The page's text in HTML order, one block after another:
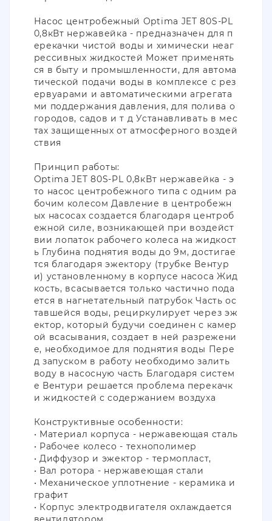
Насос центробежный Optima JET 80S-PL
0,8кВт нержавейка - предназначен для п
ерекачки чистой воды и химически неаг
рессивных жидкостей Может применять
ся в быту и промышленности, для автома
тической подачи воды в комплексе с рез
ервуарами и автоматическими агрегата
ми поддержания давления, для полива о
городов, садов и т д Устанавливать в мес
тах защищенных от атмосферного воздей
ствия
Принцип работы:
Optima JET 80S-PL 0,8кВт нержавейка - э
то насос центробежного типа с одним ра
бочим колесом Давление в центробежн
ых насосах создается благодаря центроб
ежной силе, возникающей при воздейст
вии лопаток рабочего колеса на жидкост
ь Глубина поднятия воды до 9м, достигае
тся благодаря эжектору (трубке Вентур
и) установленному в корпусе насоса Жид
кость, всасывается только частично пода
ется в нагнетательный патрубок Часть ос
тавшейся воды, рециркулирует через эж
ектор, который будучи соединен с камер
ой всасывания, создает в ней разрежени
е, необходимое для поднятия воды Пере
д запуском в работу необходимо залить
воду в насосную часть Благодаря систем
е Вентури решается проблема перекачк
и жидкостей с содержанием воздуха
Конструктивные особенности:
• Материал корпуса - нержавеющая сталь
• Рабочее колесо - технополимер
• Диффузор и эжектор - термопласт,
• Вал ротора - нержавеющая стали
• Механическое уплотнение - керамика и
графит
• Корпус электродвигателя охлаждается